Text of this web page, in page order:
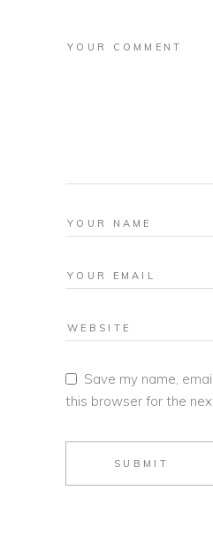
Save my name,
this browser for the
SUBMIT